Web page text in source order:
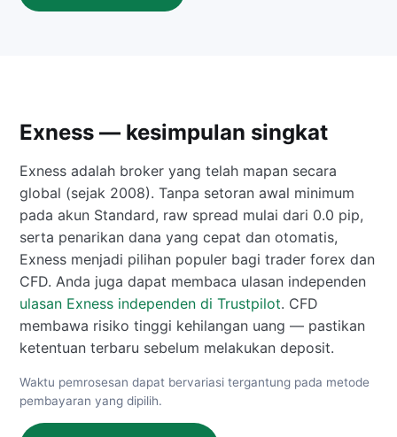
Exness — kesimpulan singkat
Exness adalah broker yang telah mapan secara
global (sejak 2008). Tanpa setoran awal minimum
pada akun Standard, raw spread mulai dari 0.0 pip,
serta penarikan dana yang cepat dan otomatis,
Exness menjadi pilihan populer bagi trader forex dan
CFD. Anda juga dapat membaca ulasan independen
ulasan Exness independen di Trustpilot. CFD
membawa risiko tinggi kehilangan uang — pastikan
ketentuan terbaru sebelum melakukan deposit.
Waktu pemrosesan dapat bervariasi tergantung pada metode
pembayaran yang dipilih.